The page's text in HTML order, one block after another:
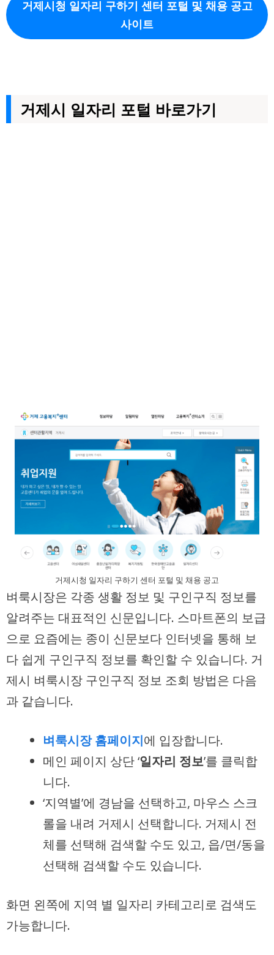
거제시청 일자리 구하기 센터 포털 및 채용 공고
사이트
거제시 일자리 포털 바로가기
거제시청 일자리 구하기 센터 포털 및 채용 공고
벼룩시장은 각종 생활 정보 및 구인구직 정보를
알려주는 대표적인 신문입니다. 스마트폰의 보급
으로 요즘에는 종이 신문보다 인터넷을 통해 보
다 쉽게 구인구직 정보를 확인할 수 있습니다. 거
제시 벼룩시장 구인구직 정보 조회 방법은 다음
과 같습니다.
벼룩시장 홈페이지에 입장합니다.
메인 페이지 상단 ‘일자리 정보’를 클릭합
니다.
‘지역별’에 경남을 선택하고, 마우스 스크
롤을 내려 거제시 선택합니다. 거제시 전
체를 선택해 검색할 수도 있고, 읍/면/동을
선택해 검색할 수도 있습니다.
화면 왼쪽에 지역 별 일자리 카테고리로 검색도
가능합니다.